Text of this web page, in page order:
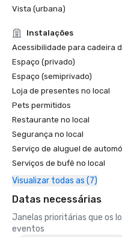
Vista (urbana)
Instalações
Acessibilidade para cadeira
Espaço (privado)
Espaço (semiprivado)
Loja de presentes no local
Pets permitidos
Restaurante no local
Segurança no local
Serviço de aluguel de
Serviços de bufê no local
Visualizar todas as (7)
Datas necessárias
Janelas prioritárias que os
eventos